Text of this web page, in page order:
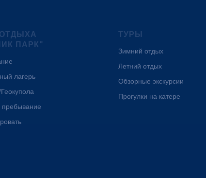
ПАРК"
лагерь
пребывание
ТУРЫ
Зимний отдых
Летний отдых
Обзорные экскурсии
Прогулки на катере